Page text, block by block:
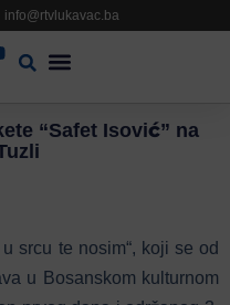
info@rtvlukavac.ba
“Safet Isović” na
srcu te nosim“, koji se od
u Bosanskom kulturnom